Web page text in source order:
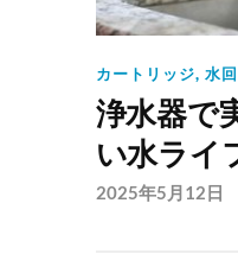
カートリッジ, 水
浄水器で
い水ライ
2025年5月12日